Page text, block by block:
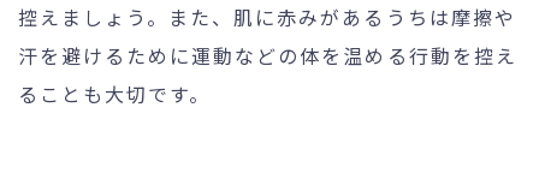
控えましょう。また、肌に赤みがあるうちは摩擦や
汗を避けるために運動などの体を温める行動を控え
ることも大切です。